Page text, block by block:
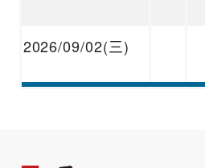
2026/09/02(三)